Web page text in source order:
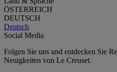
ÖSTERREICH
DEUTSCH
Deutsch
Social Media
Folgen Sie uns und entdecken Sie
Neuigkeiten von Le Creuset.